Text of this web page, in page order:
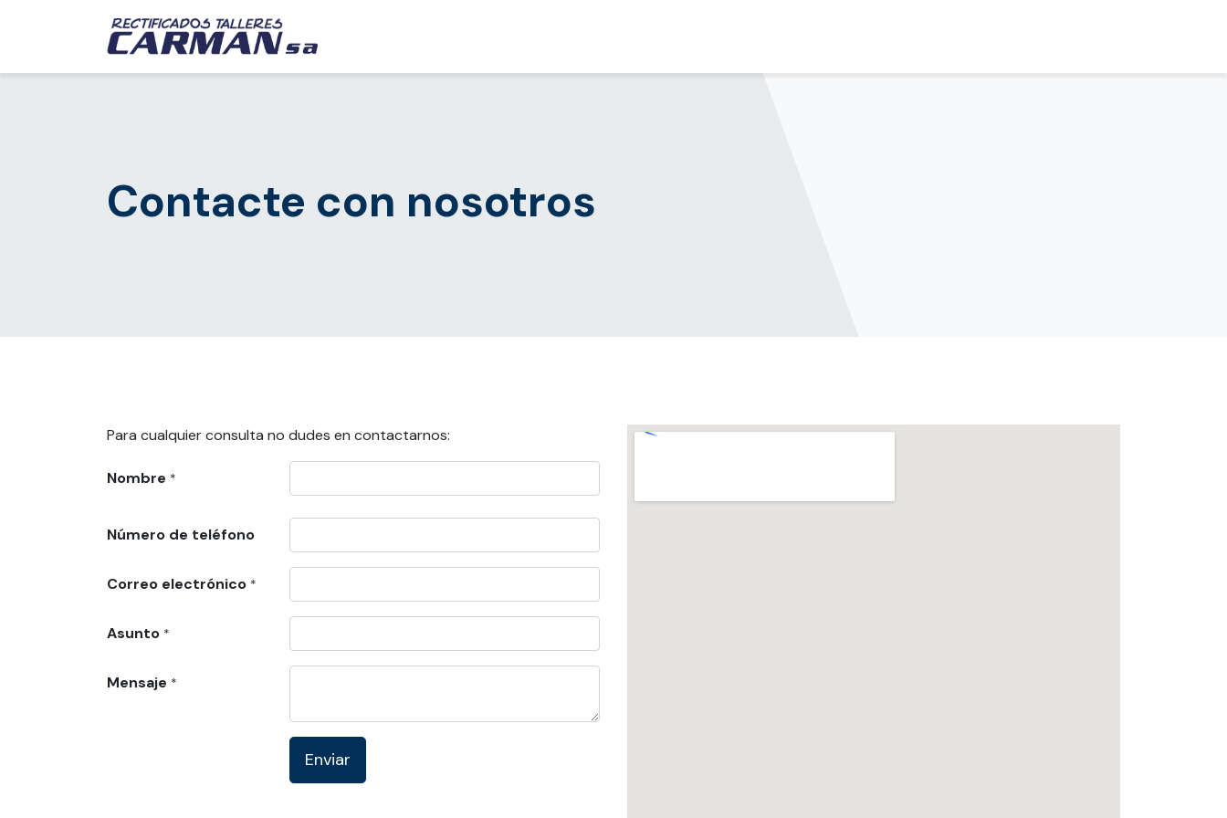
Contacte con nosotros
Para cualquier consulta no dudes en contactarnos:
Nombre *
Número de teléfono
Correo electrónico *
Asunto *
Mensaje *
Enviar